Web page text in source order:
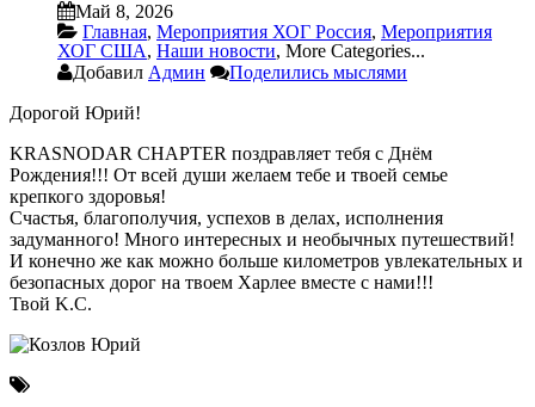
Май 8, 2026
Главная, Мероприятия ХОГ Россия, Мероприятия
ХОГ США, Наши новости, More Categories...
Добавил Админ
Поделились мыслями
Дорогой Юрий!
KRASNODAR CHAPTER поздравляет тебя с Днём
Рождения!!! От всей души желаем тебе и твоей семье
крепкого здоровья!
Счастья, благополучия, успехов в делах, исполнения
задуманного! Много интересных и необычных путешествий!
И конечно же как можно больше километров увлекательных и
безопасных дорог на твоем Харлее вместе с нами!!!
Твой K.C.